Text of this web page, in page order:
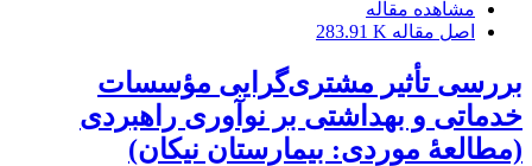
مشاهده مقاله
اصل مقاله 283.91 K
بررسی تأثیر مشتری‌گرایی مؤسسات
خدماتی و بهداشتی بر نوآوری راهبردی
(مطالعۀ موردی: بیمارستان نیکان)